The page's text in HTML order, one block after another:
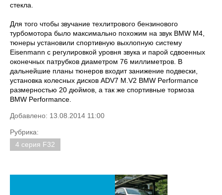
стекла.
Для того чтобы звучание техлитрового бензинового
турбомотора было максимально похожим на звук BMW M4,
тюнеры установили спортивную выхлопную систему
Eisenmann с регулировкой уровня звука и парой сдвоенных
оконечных патрубков диаметром 76 миллиметров. В
дальнейшие планы тюнеров входит занижение подвески,
установка колесных дисков ADV7 M.V2 BMW Performance
размерностью 20 дюймов, а так же спортивные тормоза
BMW Performance.
Добавлено: 13.08.2014 11:00
Рубрика:
4 серия F32